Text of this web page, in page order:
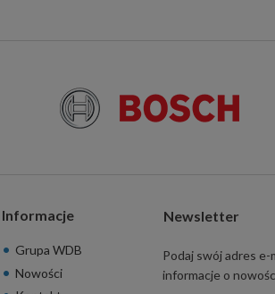
Newsletter
Podaj swój adres
informacje o
Informacje
Grupa WDB
Nowości